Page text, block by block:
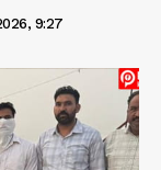
9:27